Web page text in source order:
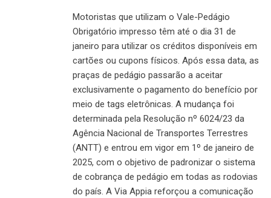
Motoristas que utilizam o Vale-Pedágio
Obrigatório impresso têm até o dia 31 de
janeiro para utilizar os créditos disponíveis em
cartões ou cupons físicos. Após essa data, as
praças de pedágio passarão a aceitar
exclusivamente o pagamento do benefício por
meio de tags eletrônicas. A mudança foi
determinada pela Resolução nº 6024/23 da
Agência Nacional de Transportes Terrestres
(ANTT) e entrou em vigor em 1º de janeiro de
2025, com o objetivo de padronizar o sistema
de cobrança de pedágio em todas as rodovias
do país. A Via Appia reforçou a comunicação